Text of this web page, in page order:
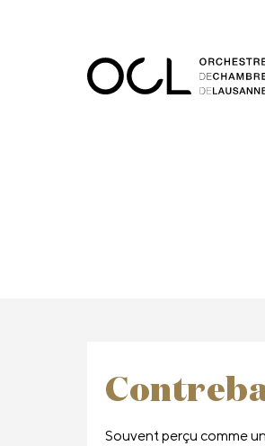
Souvent perçu comme